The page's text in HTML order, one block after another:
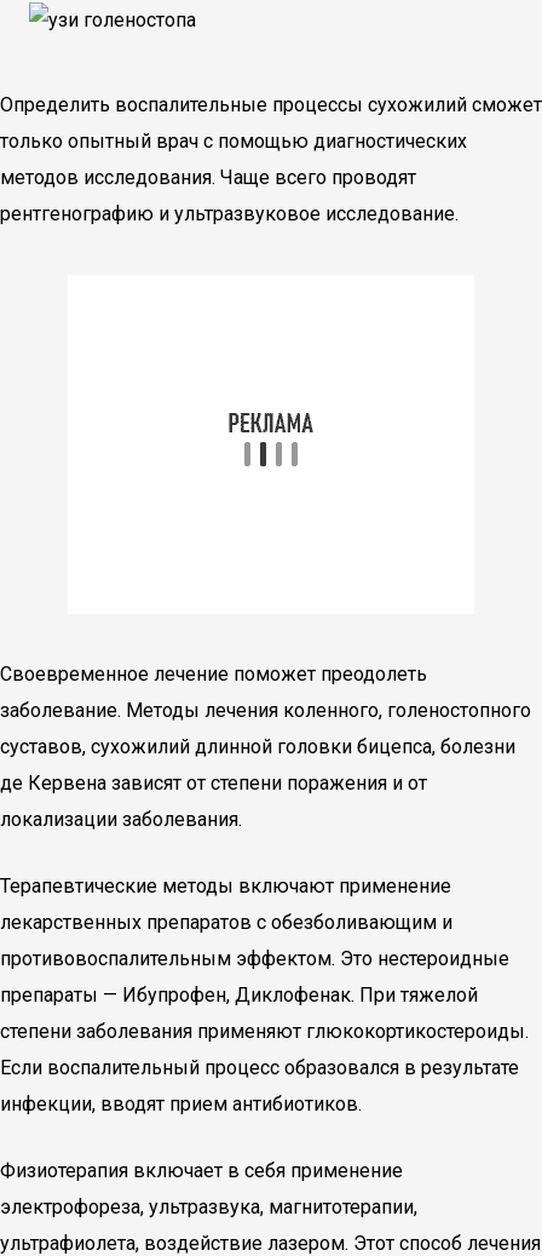
Определить воспалительные процессы сухожилий сможет
только опытный врач с помощью диагностических
методов исследования. Чаще всего проводят
рентгенографию и ультразвуковое исследование.
Своевременное лечение поможет преодолеть
заболевание. Методы лечения коленного, голеностопного
суставов, сухожилий длинной головки бицепса, болезни
де Кервена зависят от степени поражения и от
локализации заболевания.
Терапевтические методы включают применение
лекарственных препаратов с обезболивающим и
противовоспалительным эффектом. Это нестероидные
препараты — Ибупрофен, Диклофенак. При тяжелой
степени заболевания применяют глюкокортикостероиды.
Если воспалительный процесс образовался в результате
инфекции, вводят прием антибиотиков.
Физиотерапия включает в себя применение
электрофореза, ультразвука, магнитотерапии,
ультрафиолета, воздействие лазером. Этот способ лечения